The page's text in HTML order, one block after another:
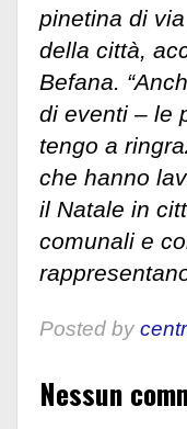
pinetina di
della città,
Befana.
di eventi – le
tengo a
che hanno
il Natale in
comunali e
Posted by
Nessun